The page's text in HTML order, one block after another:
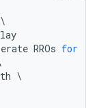
RROs for